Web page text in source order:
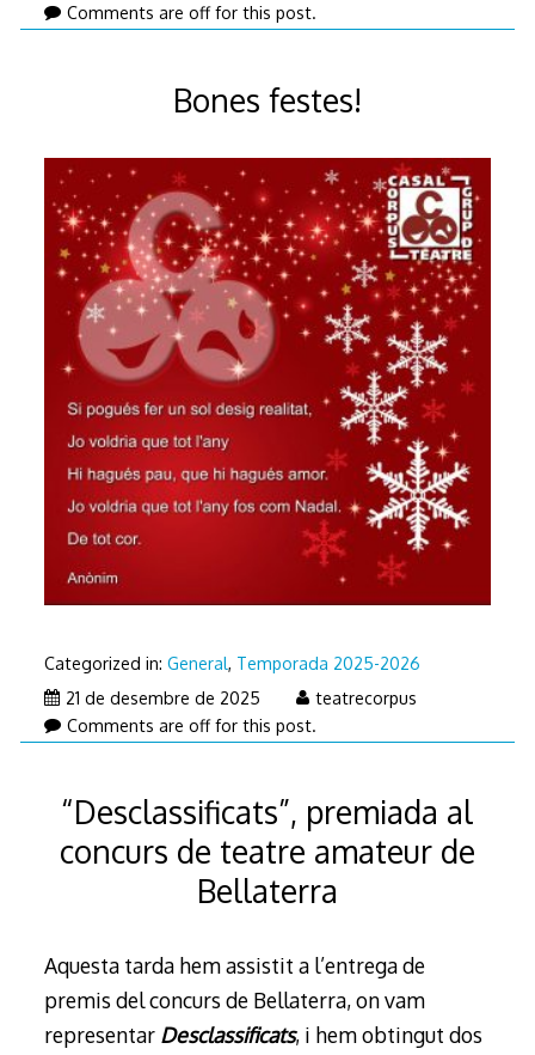
de
2026
Comments are off for this post.
Bones festes!
Categorized in: General, Temporada 2025-2026
21 de desembre de 202521
de
2025
teatrecorpus
Comments are off for this post.
“Desclassificats”, premiada al
concurs de teatre amateur de
Bellaterra
Aquesta tarda hem assistit a l’entrega de
premis del concurs de Bellaterra, on vam
representar Desclassificats, i hem obtingut dos